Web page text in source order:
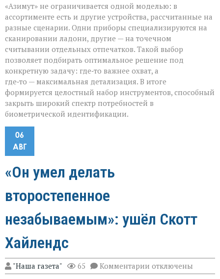
«Азимут» не ограничивается одной моделью: в
ассортименте есть и другие устройства, рассчитанные на
разные сценарии. Одни приборы специализируются на
сканировании ладони, другие — на точечном
считывании отдельных отпечатков. Такой выбор
позволяет подбирать оптимальное решение под
конкретную задачу: где‑то важнее охват, а
где‑то — максимальная детализация. В итоге
формируется целостный набор инструментов, способный
закрыть широкий спектр потребностей в
биометрической идентификации.
06
АВГ
«Он умел делать
второстепенное
незабываемым»: ушёл Скотт
Хайлендс
"Наша газета" 65 Комментарии к
записи
отключены